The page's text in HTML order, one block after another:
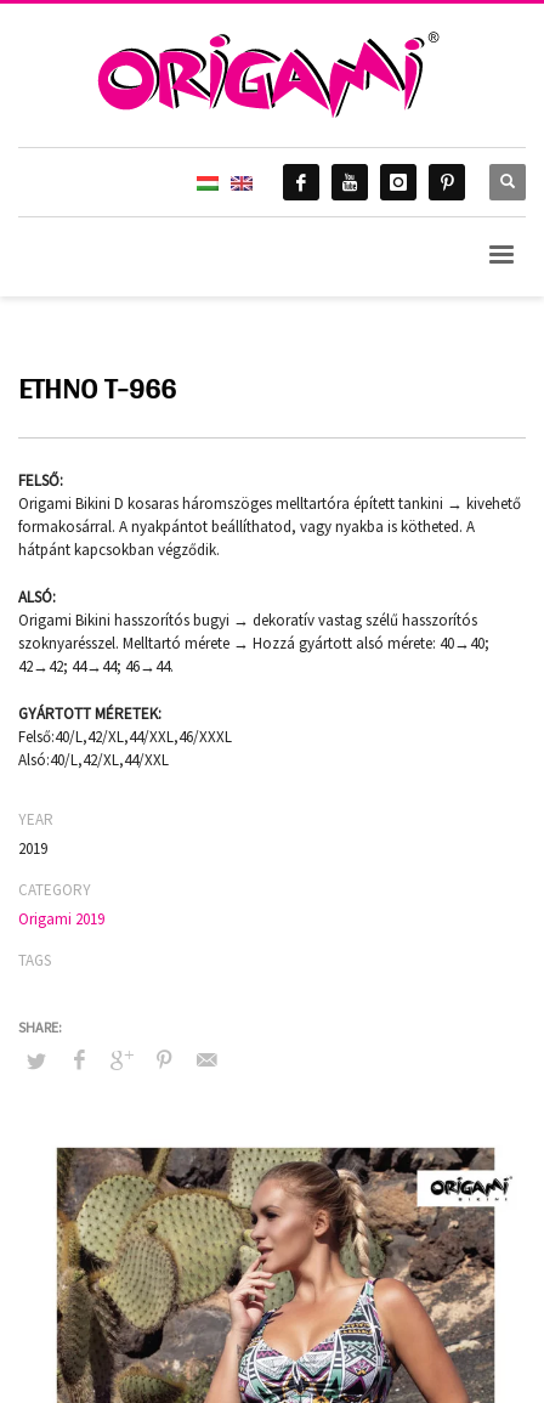
ETHNO T-966
FELSŐ:
Origami Bikini D kosaras háromszöges melltartóra épített tankini → kivehető
formakosárral. A nyakpántot beállíthatod, vagy nyakba is kötheted. A
hátpánt kapcsokban végződik.
ALSÓ:
Origami Bikini hasszorítós bugyi → dekoratív vastag szélű hasszorítós
szoknyarésszel. Melltartó mérete → Hozzá gyártott alsó mérete: 40→40;
42→42; 44→44; 46→44.
GYÁRTOTT MÉRETEK:
Felső:40/L,42/XL,44/XXL,46/XXXL
Alsó:40/L,42/XL,44/XXL
YEAR
2019
CATEGORY
Origami 2019
TAGS